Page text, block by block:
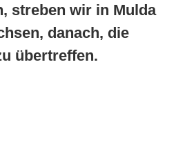
streben wir in Mulda
danach, die
übertreffen.